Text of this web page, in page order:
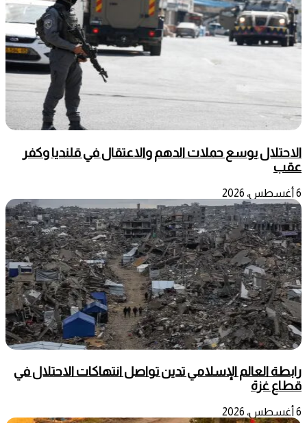
الاحتلال يوسع حملات الدهم والاعتقال في قلنديا وكفر
عقب
6 أغسطس، 2026
رابطة العالم الإسلامي تدين تواصل انتهاكات الاحتلال في
قطاع غزة
6 أغسطس، 2026